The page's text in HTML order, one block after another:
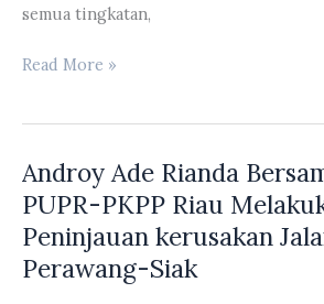
semua tingkatan,
Ma’mum
Monitoring
&
MUI
Musyawarah
Read More »
Androy Ade Rianda
PUPR-PKPP Riau
Peninjauan kerusakan
Perawang-Siak